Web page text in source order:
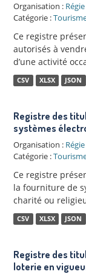
Organisation :
Catégorie :
Ce registre
autorisés à
d’une activité
CSV XLSX JSON
Registre des
systèmes
Organisation :
Catégorie :
Ce registre
la fourniture de
charité ou
CSV XLSX JSON
Registre des
loterie en